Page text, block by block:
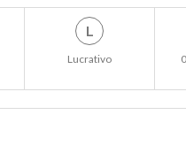
L
Lucrativo